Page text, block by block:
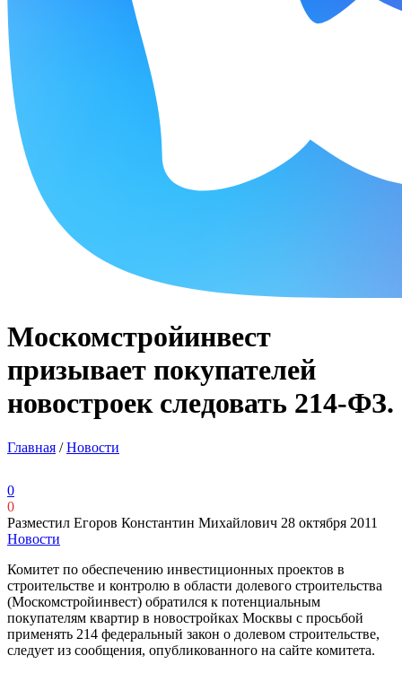
Москомстройинвест
призывает покупателей
новостроек следовать 214-ФЗ.
Главная /Новости
0
0
Разместил Егоров Константин Михайлович 28 октября 2011
Новости
Комитет по обеспечению инвестиционных проектов в
строительстве и контролю в области долевого строительства
(Москомстройинвест) обратился к потенциальным
покупателям квартир в новостройках Москвы с просьбой
применять 214 федеральный закон о долевом строительстве,
следует из сообщения, опубликованного на сайте комитета.